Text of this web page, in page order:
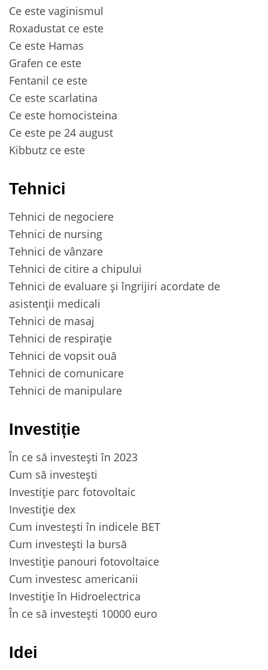
Ce este vaginismul
Roxadustat ce este
Ce este Hamas
Grafen ce este
Fentanil ce este
Ce este scarlatina
Ce este homocisteina
Ce este pe 24 august
Kibbutz ce este
Tehnici
Tehnici de negociere
Tehnici de nursing
Tehnici de vânzare
Tehnici de citire a chipului
Tehnici de evaluare și îngrijiri acordate de
asistenții medicali
Tehnici de masaj
Tehnici de respirație
Tehnici de vopsit ouă
Tehnici de comunicare
Tehnici de manipulare
Investiție
În ce să investești în 2023
Cum să investești
Investiție parc fotovoltaic
Investiție dex
Cum investești în indicele BET
Cum investești la bursă
Investiție panouri fotovoltaice
Cum investesc americanii
Investiție în Hidroelectrica
În ce să investești 10000 euro
Idei